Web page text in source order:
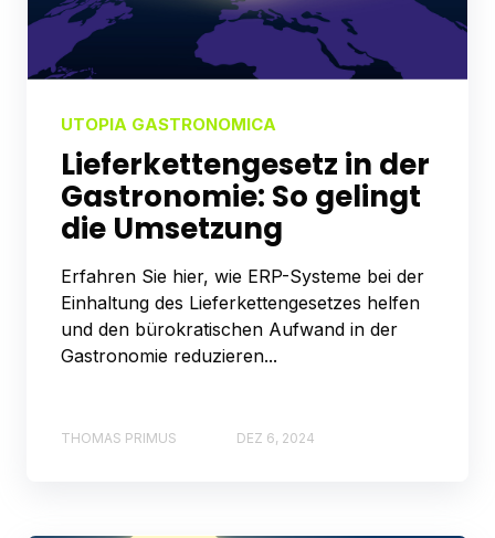
UTOPIA GASTRONOMICA
Lieferkettengesetz in der
Gastronomie: So gelingt
die Umsetzung
Erfahren Sie hier, wie ERP-Systeme bei der
Einhaltung des Lieferkettengesetzes helfen
und den bürokratischen Aufwand in der
Gastronomie reduzieren...
THOMAS PRIMUS DEZ 6, 2024